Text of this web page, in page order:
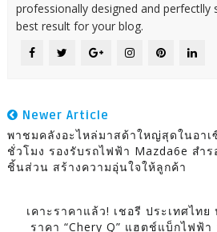
professionally designed and
best result for your blog.
Newer Article
พาชมคลังอะไหล่มาสด้าใหญ่สุดในอา
ชั่วโมง รองรับรถไฟฟ้า Mazda6e สำ
ชิ้นส่วน สร้างความอุ่นใจให้ลูกค้า
เคาะราคาแล้ว! เชอรี ประเทศไท
ราคา “Chery Q” แฮตช์แบ็กไฟฟ้า